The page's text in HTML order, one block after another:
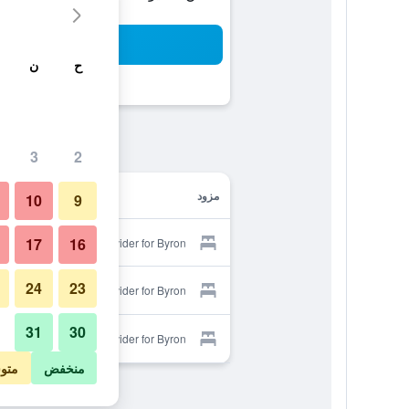
مزود
Provider for Byron
Provider for Byron
Provider for Byron
ح ن
2
3
9
10
16
17
23
24
30
31
منخفض